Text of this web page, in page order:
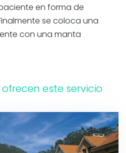
en forma de
se coloca una
con una manta
este servicio